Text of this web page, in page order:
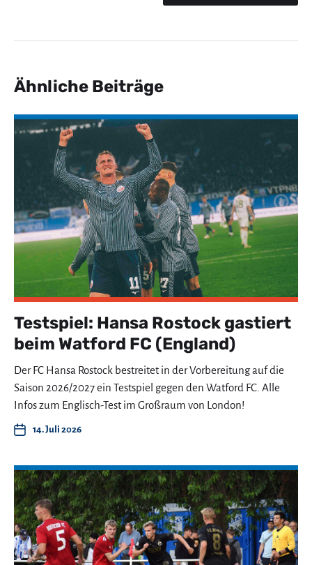
Ähnliche Beiträge
Testspiel: Hansa Rostock gastiert
beim Watford FC (England)
Der FC Hansa Rostock bestreitet in der Vorbereitung auf die
Saison 2026/2027 ein Testspiel gegen den Watford FC. Alle
Infos zum Englisch-Test im Großraum von London!
14. Juli 2026